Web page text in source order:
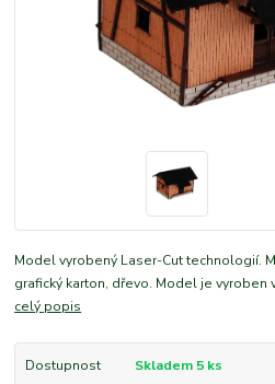
Model vyrobený Laser-Cut technologií.
grafický karton, dřevo. Model je vyroben
celý popis
Dostupnost Skladem 5 ks